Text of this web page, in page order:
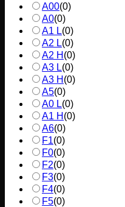
A00(0)
A0(0)
A1 L(0)
A2 L(0)
A2 H (0)
A3 L(0)
A3 H (0)
A5(0)
A0 L(0)
A1 H (0)
A6(0)
F1(0)
F0(0)
F2(0)
F3(0)
F4(0)
F5(0)